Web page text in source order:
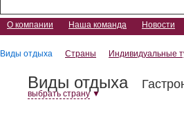
О компании Наша команда Новости
Виды отдыха Страны Индивидуальные
Виды отдыха
▼
выбрать страну